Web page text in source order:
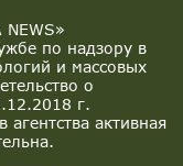
по надзору в
и массовых
о
г.
активная